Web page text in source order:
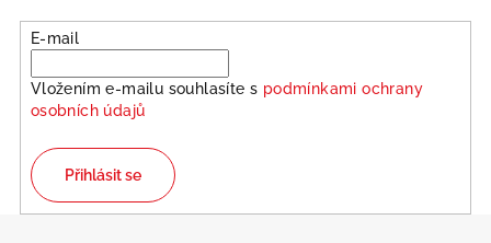
E-mail
Vložením e-mailu souhlasíte s podmínkami ochrany
osobních údajů
Přihlásit se
Powered by chaterimo